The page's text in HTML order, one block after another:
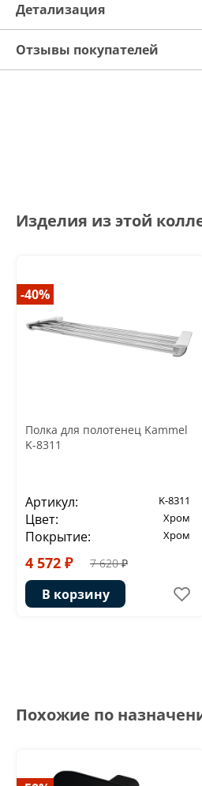
Детализация
Отзывы покупателей
Изделия из этой
-40%
Полка для полотенец Kammel
K-8311
Артикул: K-8311
Цвет: Хром
Покрытие: Хром
4 572 ₽ 7 620 ₽
В корзину
Похожие по